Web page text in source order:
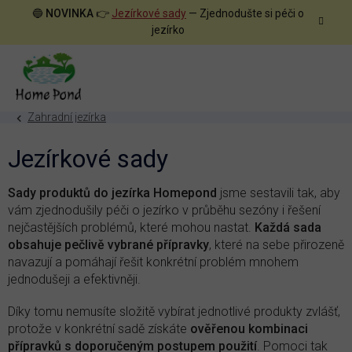
🔵 NOVINKA 👉 Jezírkové sady — Zjednodušte si péči o
jezírko
Zahradní jezírka
Jezírkové sady
Sady produktů do jezírka Homepond jsme sestavili tak, aby
vám zjednodušily péči o jezírko v průběhu sezóny i řešení
nejčastějších problémů, které mohou nastat. Každá sada
obsahuje pečlivě vybrané přípravky, které na sebe přirozeně
navazují a pomáhají řešit konkrétní problém mnohem
jednodušeji a efektivněji.
Díky tomu nemusíte složitě vybírat jednotlivé produkty zvlášť,
protože v konkrétní sadě získáte ověřenou kombinaci
přípravků s doporučeným postupem použití . Pomoci tak